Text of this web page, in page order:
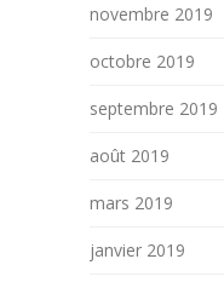
novembre 2019
octobre 2019
septembre 2019
août 2019
mars 2019
janvier 2019